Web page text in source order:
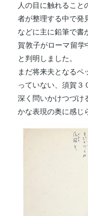
人の目に触れること
者が整理する中で発
などに主に鉛筆で書
賀敦子がローマ留学
と判明しました。
まだ将来夫となるペ
っていない、須賀３
深く問いかけつづけ
かな表現の奥に感じ